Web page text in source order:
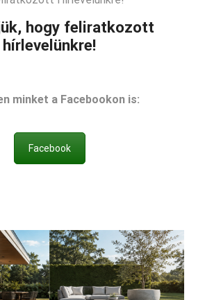
hogy feliratkozott
hírlevelünkre!
minket a Facebookon is:
Facebook